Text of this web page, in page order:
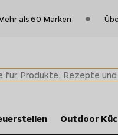
als 60 Marken
Outdoor